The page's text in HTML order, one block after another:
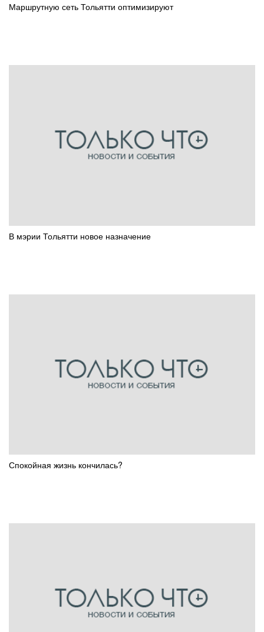
Маршрутную сеть Тольятти оптимизируют
В мэрии Тольятти новое назначение
Спокойная жизнь кончилась?